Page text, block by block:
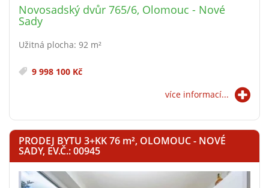
Novosadský dvůr 765/6, Olomouc - Nové
Sady
Užitná plocha: 92 m²
9 998 100 Kč
více informací...
PRODEJ BYTU 3+KK 76 m², OLOMOUC - NOVÉ
SADY, EV.Č.: 00945